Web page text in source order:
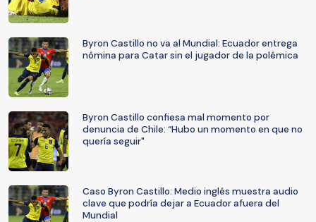
Byron Castillo no va al Mundial: Ecuador entrega
nómina para Catar sin el jugador de la polémica
Byron Castillo confiesa mal momento por
denuncia de Chile: “Hubo un momento en que no
quería seguir"
Caso Byron Castillo: Medio inglés muestra audio
clave que podría dejar a Ecuador afuera del
Mundial